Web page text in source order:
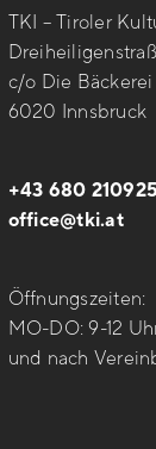
TKI – Tiroler
c/o Die Bäckerei
6020 Innsbruck
+43 680
office@tki.at
Öffnungszeiten:
MO-DO: 9-12
und nach